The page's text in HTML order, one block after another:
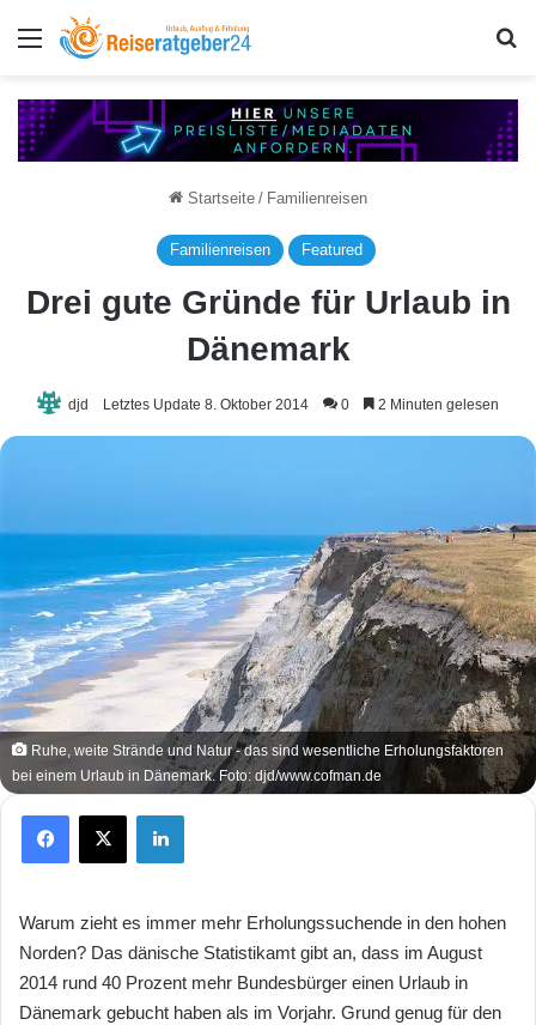
Menü
Startseite / Familienreisen
Familienreisen Featured
Drei gute Gründe für Urlaub in
Dänemark
djd Letztes Update 8. Oktober 2014 0 2 Minuten gelesen
Ruhe, weite Strände und Natur - das sind wesentliche Erholungsfaktoren
bei einem Urlaub in Dänemark. Foto: djd/www.cofman.de
X
Warum zieht es immer mehr Erholungssuchende in den hohen
Norden? Das dänische Statistikamt gibt an, dass im August
2014 rund 40 Prozent mehr Bundesbürger einen Urlaub in
Dänemark gebucht haben als im Vorjahr. Grund genug für den